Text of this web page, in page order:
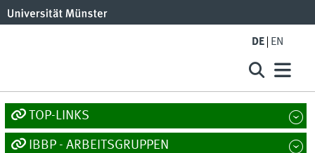
DE EN
TOP-LINKS
IBBP - ARBEITSGRUPPEN